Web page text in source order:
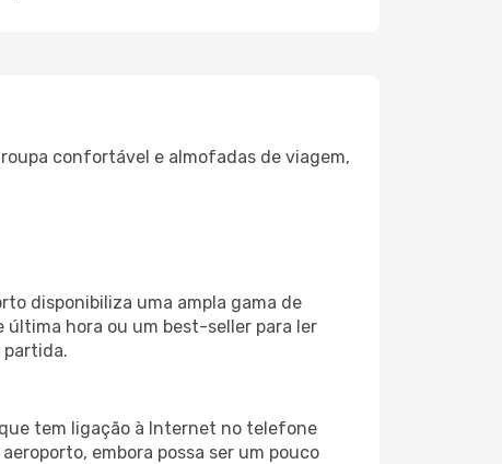
confortável e almofadas de viagem,
disponibiliza uma ampla gama de
última hora ou um best-seller para ler
partida.
tem ligação à Internet no telefone
embora possa ser um pouco